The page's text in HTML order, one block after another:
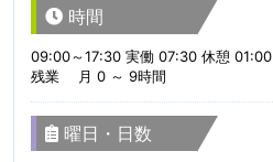
時間
09:00～17:30 実働 07:30 休憩 01:00
残業 月 0 ～ 9時間
曜日・日数